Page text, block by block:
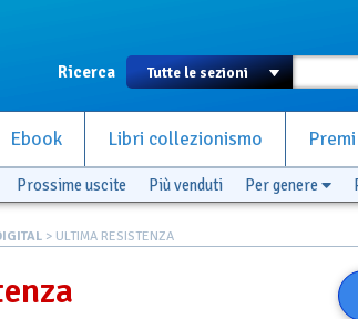
Ricerca
Ebook Libri collezionismo Premi
Prossime uscite Più venduti Per genere
> ULTIMA RESISTENZA